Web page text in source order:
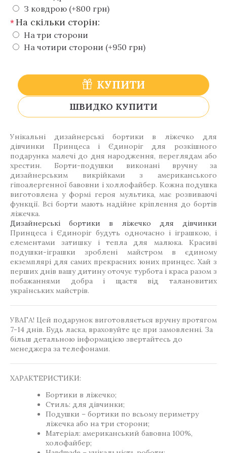
З ковдрою (+800 грн)
*На скільки сторін:
На три сторони
На чотири сторони (+950 грн)
КУПИТИ
ШВИДКО КУПИТИ
Унікальні дизайнерські бортики в ліжечко для
дівчинки Принцеса і Єдиноріг для розкішного
подарунка малечі до дня народження, переглядам або
хрестин. Борти-подушки виконані вручну за
дизайнерським викрійками з американського
гіпоалергенної бавовни і холлофайбер. Кожна подушка
виготовлена у формі героя мультика, має розвиваючі
функції. Всі борти мають надійне кріплення до бортів
ліжечка.
Дизайнерські бортики в ліжечко для дівчинки
Принцеса і Єдиноріг будуть одночасно і іграшкою, і
елементами затишку і тепла для малюка. Красиві
подушки-іграшки зроблені майстром в єдиному
екземплярі для самих прекрасних юних принцес. Хай з
перших днів вашу дитину оточує турбота і краса разом з
побажаннями добра і щастя від талановитих
українських майстрів.
УВАГА! Цей подарунок виготовляється вручну протягом
7-14 днів. Будь ласка, враховуйте це при замовленні. За
більш детальною інформацією звертайтесь до
менеджера за телефонами.
ХАРАКТЕРИСТИКИ:
Бортики в ліжечко;
Стиль: для дівчинки;
Подушки – бортики по всьому периметру
ліжечка або на три сторони;
Матеріал: американський бавовна 100%,
холофайбер;